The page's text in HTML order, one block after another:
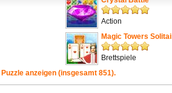
Action
Magic Towers
Brettspiele
Puzzle anzeigen (insgesamt 851).